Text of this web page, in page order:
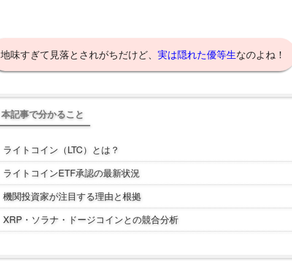
地味すぎて見落とされがちだけど、 実は隠れた優等生なのよね！
本記事で分かること
ライトコイン（LTC）とは？
ライトコインETF承認の最新状況
機関投資家が注目する理由と根拠
XRP・ソラナ・ドージコインとの競合分析